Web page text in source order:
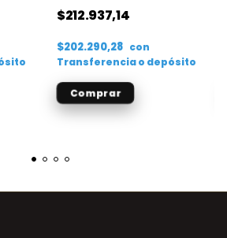
$212.937,14
$202.290,28 con
Transferencia o depósito